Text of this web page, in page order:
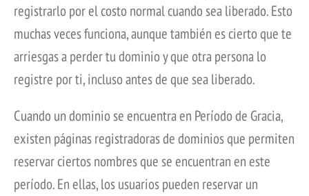
registrarlo por el costo normal cuando sea liberado. Esto
muchas veces funciona, aunque también es cierto que te
arriesgas a perder tu dominio y que otra persona lo
registre por ti, incluso antes de que sea liberado.
Cuando un dominio se encuentra en Período de Gracia,
existen páginas registradoras de dominios que permiten
reservar ciertos nombres que se encuentran en este
período. En ellas, los usuarios pueden reservar un